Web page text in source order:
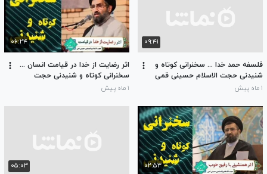
۰۹:۴۱
فلسفه حمد خدا ... سخنرانی کوتاه و
شنیدنی حجت الاسلام حسینی قمی
۱ ماه پیش
۰۶:۲۴
اثر رضایت از خدا در قیامت انسان ...
سخنرانی کوتاه و شنیدنی حجت
الاسلام حسینی قمی۱ ماه پیش
۰۲:۵۳ ۰۵:۰۳